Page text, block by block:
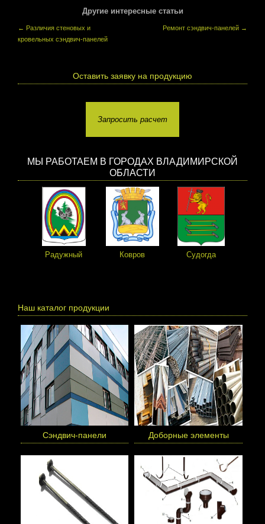
Другие интересные статьи
← Различия стеновых и
кровельных сэндвич-панелей
Ремонт сэндвич-панелей →
Оставить заявку на продукцию
Запросить расчет
МЫ РАБОТАЕМ В ГОРОДАХ ВЛАДИМИРСКОЙ
ОБЛАСТИ
Радужный Ковров Судогда
Наш каталог продукции
Сэндвич-панели Доборные элементы